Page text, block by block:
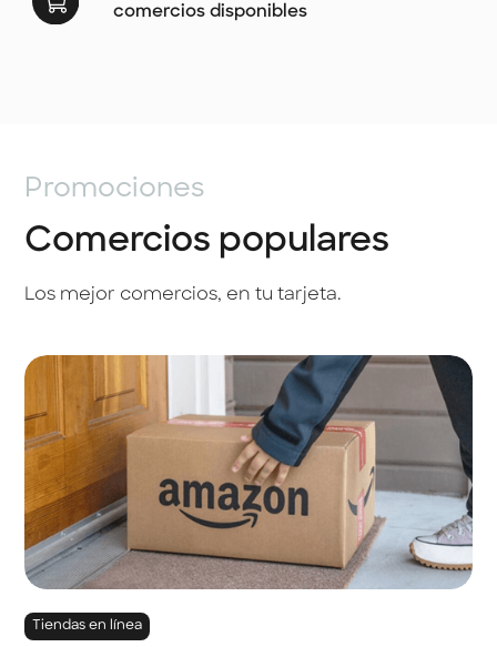
comercios disponibles
Promociones
Comercios populares
Los mejor comercios, en tu tarjeta.
Tiendas en línea